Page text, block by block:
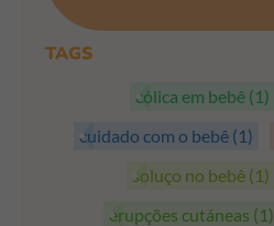
TAGS
cólica em bebê (1)
cuidado com o bebê (1)
soluço no bebê (1)
erupções cutáneas (1)